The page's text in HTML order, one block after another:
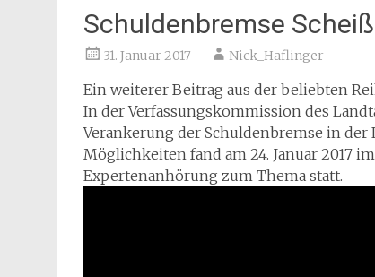
Schuldenbremse
31. Januar 2017 Nick_Haflinger
Ein weiterer Beitrag aus der beliebten
In der Verfassungskommission des
Verankerung der Schuldenbremse in der
Möglichkeiten fand am 24. Januar 2017
Expertenanhörung zum Thema statt.